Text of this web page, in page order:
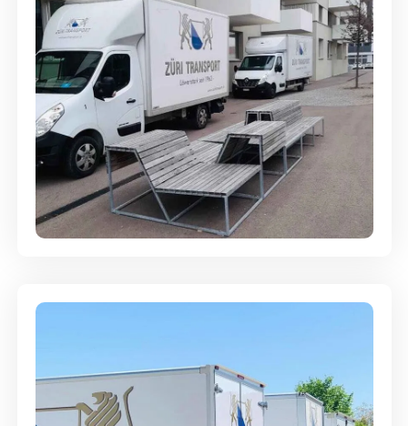
Umzugsreinigung - mit
Abgabegarantie